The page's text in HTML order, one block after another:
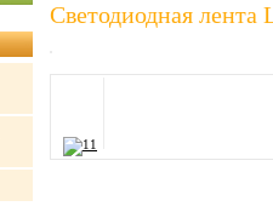
Светодиодная